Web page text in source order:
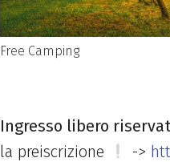
Free Camping
Ingresso libero
la preiscrizione
->